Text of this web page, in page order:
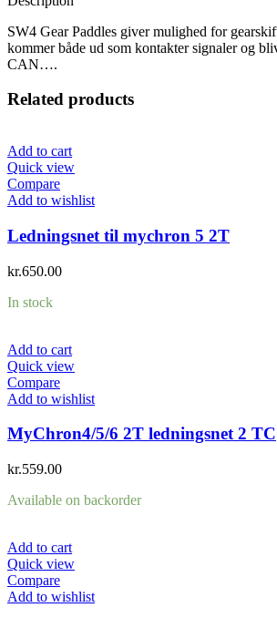
SW4 Gear Paddles giver mulighed for
kommer både ud som kontakter signaler og
CAN….
Related products
Add to cart
Quick view
Compare
Add to wishlist
Ledningsnet til mychron 5 2T
kr.650.00
In stock
Add to cart
Quick view
Compare
Add to wishlist
MyChron4/5/6 2T ledningsnet 2 TC
kr.559.00
Available on backorder
Add to cart
Quick view
Compare
Add to wishlist